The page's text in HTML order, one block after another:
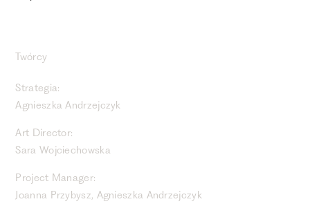
Twórcy
Strategia:
Agnieszka Andrzejczyk
Art Director:
Sara Wojciechowska
Project Manager:
Joanna Przybysz, Agnieszka Andrzejczyk